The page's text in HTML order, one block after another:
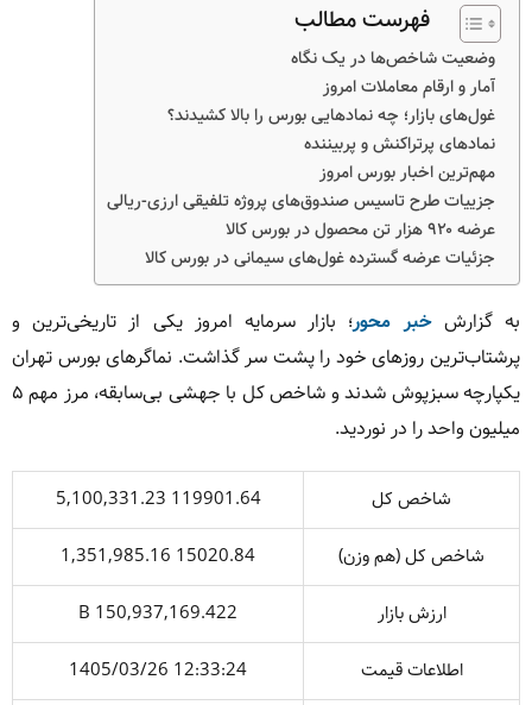
فهرست مطالب
وضعیت شاخص‌ها در یک نگاه
آمار و ارقام معاملات امروز
غول‌های بازار؛ چه نمادهایی بورس را بالا کشیدند؟
نمادهای پرتراکنش و پربیننده
مهم‌ترین اخبار بورس امروز
جزییات طرح تاسیس صندوق‌های پروژه تلفیقی ارزی-ریالی
عرضه ۹۲۰ هزار تن محصول در بورس کالا
جزئیات عرضه گسترده غول‌های سیمانی در بورس کالا
به گزارشخبر محور؛ بازار سرمایه امروز یکی از تاریخی‌ترین و
پرشتاب‌ترین روزهای خود را پشت سر گذاشت. نماگرهای بورس تهران
یکپارچه سبزپوش شدند و شاخص کل با جهشی بی‌سابقه، مرز مهم ۵
میلیون واحد را در نوردید.
شاخص کل
5,100,331.23 119901.64
شاخص كل (هم وزن)
1,351,985.16 15020.84
ارزش بازار
150,937,169.422 B
اطلاعات قیمت
1405/03/26 12:33:24